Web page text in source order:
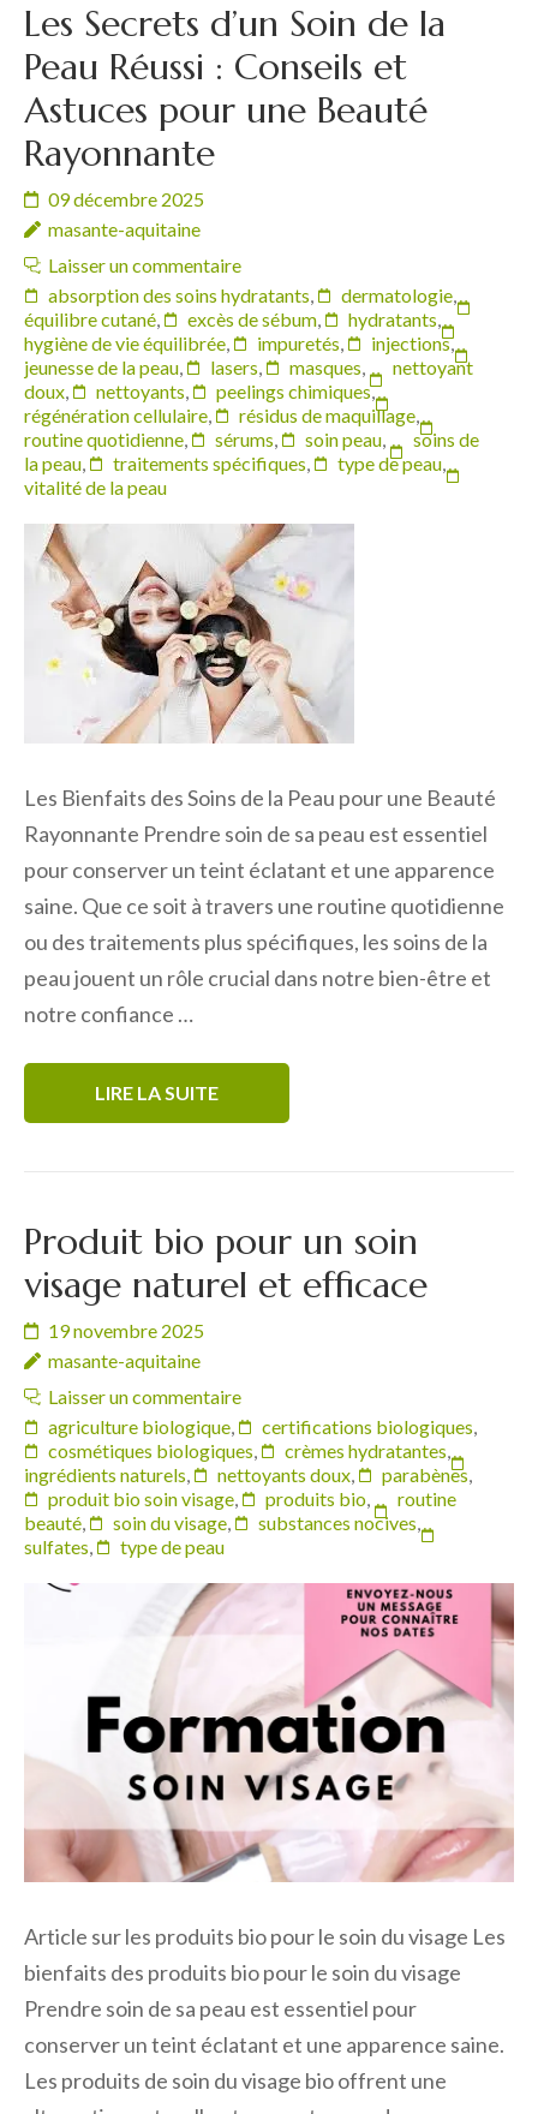
Les Secrets d’un Soin de la
Peau Réussi : Conseils et
Astuces pour une Beauté
Rayonnante
09 décembre 2025
masante-aquitaine
Laisser un commentaire
absorption des soins hydratants, dermatologie,
équilibre cutané, excès de sébum, hydratants,
hygiène de vie équilibrée, impuretés, injections,
jeunesse de la peau, lasers, masques,
nettoyant
doux, nettoyants, peelings chimiques,
régénération cellulaire, résidus de maquillage,
routine quotidienne, sérums, soin peau,
soins de
la peau, traitements spécifiques, type de peau,
vitalité de la peau
Les Bienfaits des Soins de la Peau pour une Beauté
Rayonnante Prendre soin de sa peau est essentiel
pour conserver un teint éclatant et une apparence
saine. Que ce soit à travers une routine quotidienne
ou des traitements plus spécifiques, les soins de la
peau jouent un rôle crucial dans notre bien-être et
notre confiance …
LIRE LA SUITE
Produit bio pour un soin
visage naturel et efficace
19 novembre 2025
masante-aquitaine
Laisser un commentaire
agriculture biologique, certifications biologiques,
cosmétiques biologiques, crèmes hydratantes,
ingrédients naturels, nettoyants doux, parabènes,
produit bio soin visage, produits bio,
routine
beauté, soin du visage, substances nocives,
sulfates, type de peau
Article sur les produits bio pour le soin du visage Les
bienfaits des produits bio pour le soin du visage
Prendre soin de sa peau est essentiel pour
conserver un teint éclatant et une apparence saine.
Les produits de soin du visage bio offrent une